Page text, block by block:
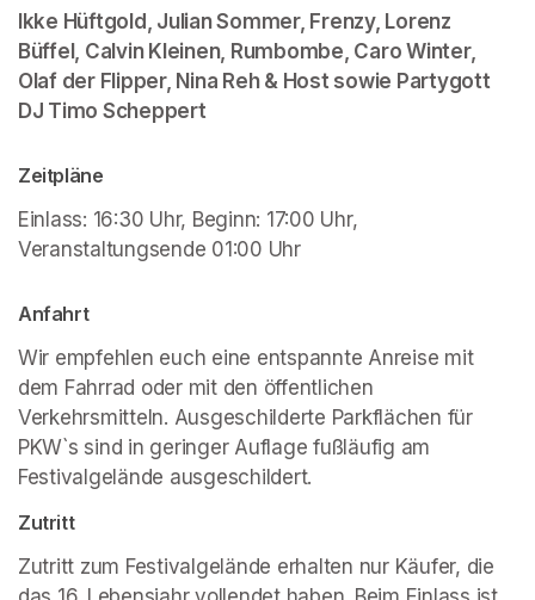
Ikke Hüftgold, Julian Sommer, Frenzy, Lorenz
Büffel, Calvin Kleinen, Rumbombe, Caro Winter,
Olaf der Flipper, Nina Reh & Host sowie Partygott
DJ Timo Scheppert
Zeitpläne
Einlass: 16:30 Uhr, Beginn: 17:00 Uhr,
Veranstaltungsende 01:00 Uhr
Anfahrt
Wir empfehlen euch eine entspannte Anreise mit
dem Fahrrad oder mit den öffentlichen
Verkehrsmitteln. Ausgeschilderte Parkflächen für
PKW`s sind in geringer Auflage fußläufig am
Festivalgelände ausgeschildert.
Zutritt
Zutritt zum Festivalgelände erhalten nur Käufer, die